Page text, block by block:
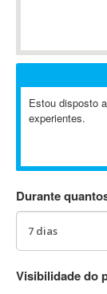
Ableton
Ableton Push
Abstract
AC3
ACID Pro
Estou disposto
experientes.
Durante
Visibilidade do